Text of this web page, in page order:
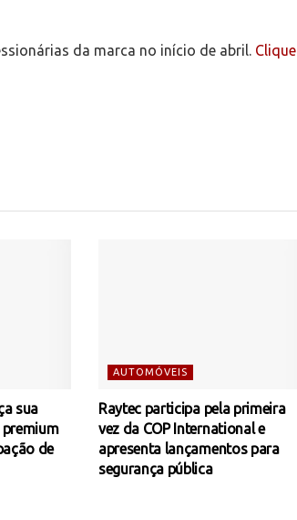
da marca no início de abril. Clique
sua
de
AUTOMÓVEIS
Raytec participa pela primeira
vez da COP International e
apresenta lançamentos para
segurança pública